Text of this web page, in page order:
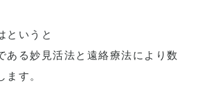
というと
ある妙見活法と遠絡療法により数
ます。